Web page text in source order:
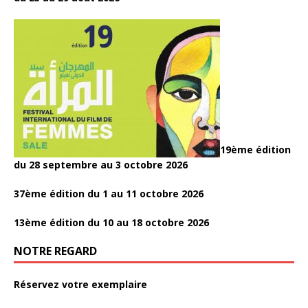
19ème édition
du 28 septembre au 3 octobre 2026
37ème édition du 1 au 11 octobre 2026
13ème édition du 10 au 18 octobre 2026
NOTRE REGARD
Réservez votre exemplaire